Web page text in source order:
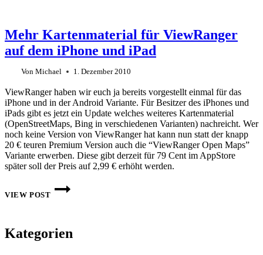
Mehr Kartenmaterial für ViewRanger
auf dem iPhone und iPad
Von Michael 1. Dezember 2010
ViewRanger haben wir euch ja bereits vorgestellt einmal für das
iPhone und in der Android Variante. Für Besitzer des iPhones und
iPads gibt es jetzt ein Update welches weiteres Kartenmaterial
(OpenStreetMaps, Bing in verschiedenen Varianten) nachreicht. Wer
noch keine Version von ViewRanger hat kann nun statt der knapp
20 € teuren Premium Version auch die “ViewRanger Open Maps”
Variante erwerben. Diese gibt derzeit für 79 Cent im AppStore
später soll der Preis auf 2,99 € erhöht werden.
VIEW POST
MEHR
KARTENMATERIAL
DEM
IPHONE
Kategorien